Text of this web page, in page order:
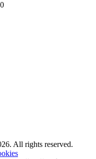
All rights reserved.